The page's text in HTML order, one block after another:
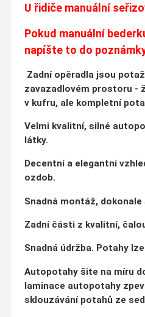
U řidiče manuální
Pokud manuální
napíšte to do
Zadní opěradla jsou
zavazadlovém prostoru -
v kufru, ale kompletní
Velmi kvalitní, silné
látky.
Decentní a elegantní
ozdob.
Snadná montáž, dokonale
Zadní části z kvalitní,
Snadná údržba. Potahy
Autopotahy šite na míru
laminace autopotahy
sklouzávání potahů ze